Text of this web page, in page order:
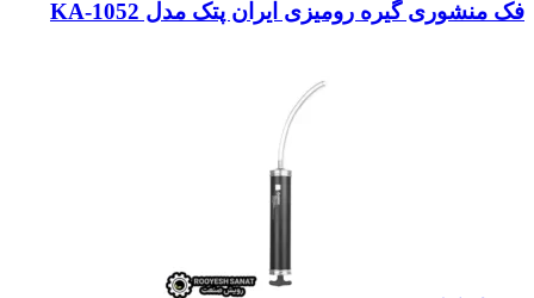
فک منشوری گیره رومیزی ایران پتک مدل KA-1052